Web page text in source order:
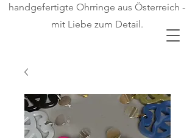
handgefertigte Ohrringe aus Österreich -
mit Liebe zum Detail.